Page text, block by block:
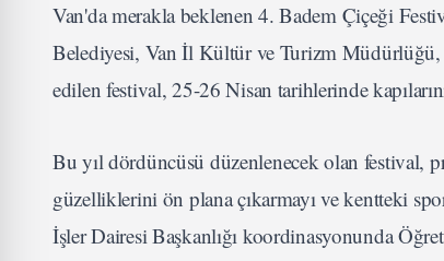
Van'da merakla beklenen 4. Badem Çiçeği
Belediyesi, Van İl Kültür ve Turizm
edilen festival, 25-26 Nisan tarihlerinde
Bu yıl dördüncüsü düzenlenecek olan festival,
güzelliklerini ön plana çıkarmayı ve kentteki
İşler Dairesi Başkanlığı koordinasyonunda